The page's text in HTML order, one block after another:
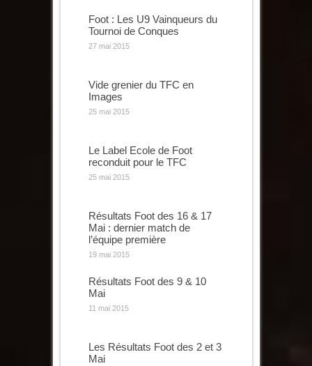
Foot : Les U9 Vainqueurs du
Tournoi de Conques
27 mai 2015
Vide grenier du TFC en
Images
25 mai 2015
Le Label Ecole de Foot
reconduit pour le TFC
25 mai 2015
Résultats Foot des 16 & 17
Mai : dernier match de
l’équipe première
19 mai 2015
Résultats Foot des 9 & 10
Mai
11 mai 2015
Les Résultats Foot des 2 et 3
Mai